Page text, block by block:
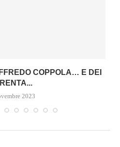
COPPOLA… E DEI
2023